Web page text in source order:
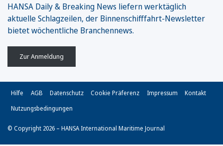
HANSA Daily & Breaking News liefern werktäglich
aktuelle Schlagzeilen, der Binnenschifffahrt-Newsletter
bietet wöchentliche Branchennews.
Zur Anmeldung
© Copyright 2026 – HANSA International Maritime Journal
Hilfe AGB Datenschutz Cookie Präferenz Impressum
Kontakt
Nutzungsbedingungen